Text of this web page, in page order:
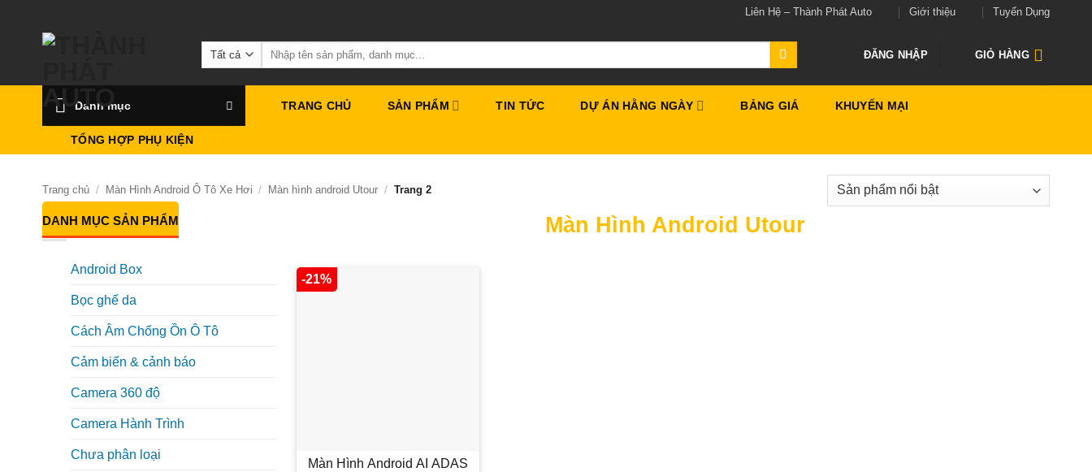
Liên Hệ – Thành Phát Auto Giới thiệu Tuyển Dụng
Tìm
kiếm:
ĐĂNG NHẬP GIỎ HÀNG
Danh mục TRANG CHỦ SẢN PHẨM TIN TỨC DỰ ÁN HẰNG NGÀY BẢNG GIÁ KHUYẾN MẠI
TỔNG HỢP PHỤ KIỆN
Trang chủ / Màn Hình Android Ô Tô Xe Hơi / Màn hình android Utour / Trang 2
DANH MỤC SẢN PHẨM
Android Box
Bọc ghế da
Cách Âm Chống Ồn Ô Tô
Cảm biến & cảnh báo
Camera 360 độ
Camera Hành Trình
Chưa phân loại
Màn Hình Android Utour
-21%
Màn Hình Android AI ADAS